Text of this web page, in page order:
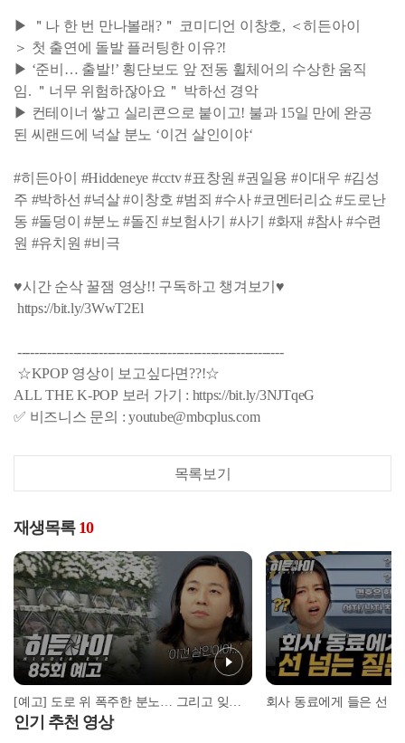
▶ ＂나 한 번 만나볼래?＂ 코미디언 이창호, ＜히든아이
＞ 첫 출연에 돌발 플러팅한 이유?!
▶ ‘준비… 출발!’ 횡단보도 앞 전동 휠체어의 수상한 움직
임. ＂너무 위험하잖아요＂ 박하선 경악
▶ 컨테이너 쌓고 실리콘으로 붙이고! 불과 15일 만에 완공
된 씨랜드에 넉살 분노 ‘이건 살인이야‘
#히든아이 #Hiddeneye #cctv #표창원 #권일용 #이대우 #김성
주 #박하선 #넉살 #이창호 #범죄 #수사 #코멘터리쇼 #도로난
동 #돌덩이 #분노 #돌진 #보험사기 #사기 #화재 #참사 #수련
원 #유치원 #비극
♥시간 순삭 꿀잼 영상!! 구독하고 챙겨보기♥
https://bit.ly/3WwT2El
--------------------------------------------------------------
☆KPOP 영상이 보고싶다면??!☆
ALL THE K-POP 보러 가기 : https://bit.ly/3NJTqeG
✅ 비즈니스 문의 : youtube@mbcplus.com
목록보기
재생목록 10
[예고] 도로 위 폭주한 분노… 그리고 잊을 수 없는 씨랜드 화재 참사
인기 추천 영상